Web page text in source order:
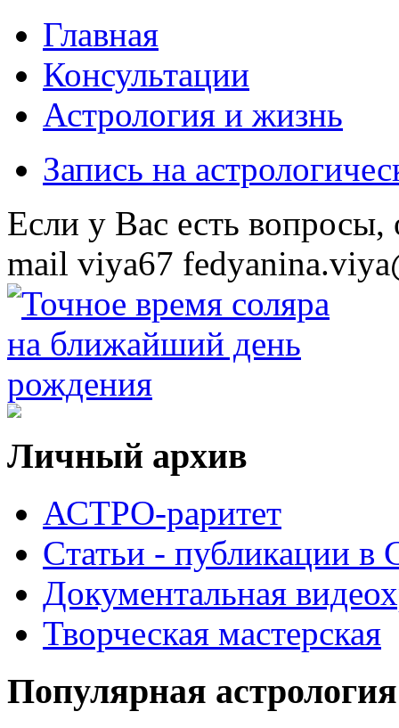
Главная
Консультации
Астрология и жизнь
Запись на
Eсли у Вас есть
mail viya67
Личный архив
АСТРО-раритет
Cтатьи - публикации
Документальная
Творческая мастерская
Популярная астрология